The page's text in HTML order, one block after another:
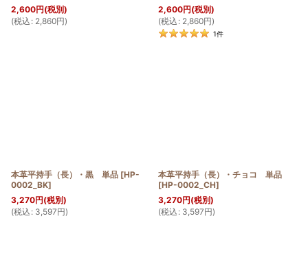
2,600円(税別)
(税込 : 2,860円)
2,600円(税別)
(税込 : 2,860円)
1件
本革平持手（長）・黒 単品 [HP-
0002_BK]
3,270円(税別)
(税込 : 3,597円)
本革平持手（長）・チョコ 単品
[HP-0002_CH]
3,270円(税別)
(税込 : 3,597円)